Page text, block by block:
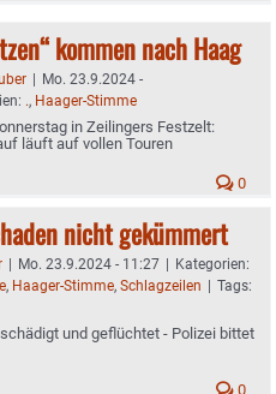
kommen nach Haag
| Mo. 23.9.2024 -
., Haager-Stimme
in Zeilingers Festzelt:
läuft auf vollen Touren
0
nicht gekümmert
| Mo. 23.9.2024 - 11:27 | Kategorien:
, Haager-Stimme, Schlagzeilen | Tags:
und geflüchtet - Polizei bittet
0